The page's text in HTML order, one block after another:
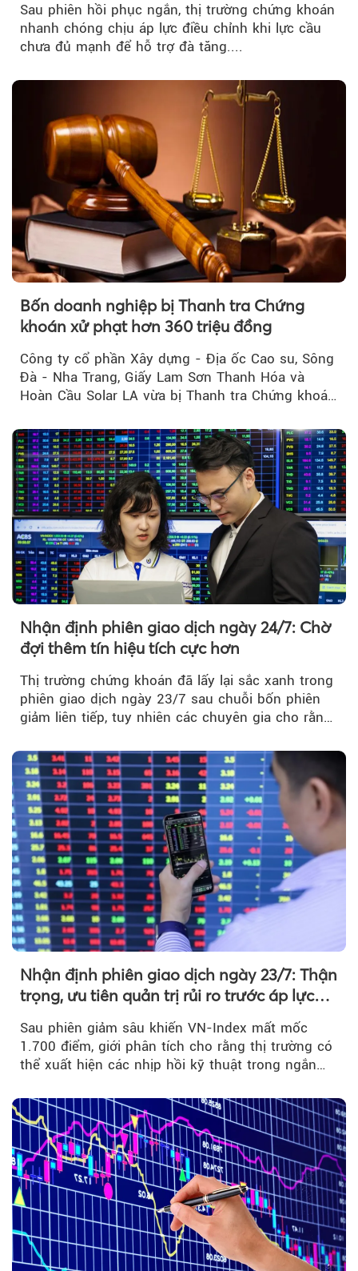
Sau phiên hồi phục ngắn, thị trường chứng khoán
nhanh chóng chịu áp lực điều chỉnh khi lực cầu
chưa đủ mạnh để hỗ trợ đà tăng....
Bốn doanh nghiệp bị Thanh tra Chứng
khoán xử phạt hơn 360 triệu đồng
Công ty cổ phần Xây dựng - Địa ốc Cao su, Sông
Đà - Nha Trang, Giấy Lam Sơn Thanh Hóa và
Hoàn Cầu Solar LA vừa bị Thanh tra Chứng khoán
do vi phạm quy định về công bố thông tin trên
thị trường chứng khoán.
Nhận định phiên giao dịch ngày 24/7: Chờ
đợi thêm tín hiệu tích cực hơn
Thị trường chứng khoán đã lấy lại sắc xanh trong
phiên giao dịch ngày 23/7 sau chuỗi bốn phiên
giảm liên tiếp, tuy nhiên các chuyên gia cho rằng
Nhận định phiên giao dịch ngày 23/7: Thận
trọng, ưu tiên quản trị rủi ro trước áp lực
Sau phiên giảm sâu khiến VN-Index mất mốc
1.700 điểm, giới phân tích cho rằng thị trường có
thể xuất hiện các nhịp hồi kỹ thuật trong ngắn